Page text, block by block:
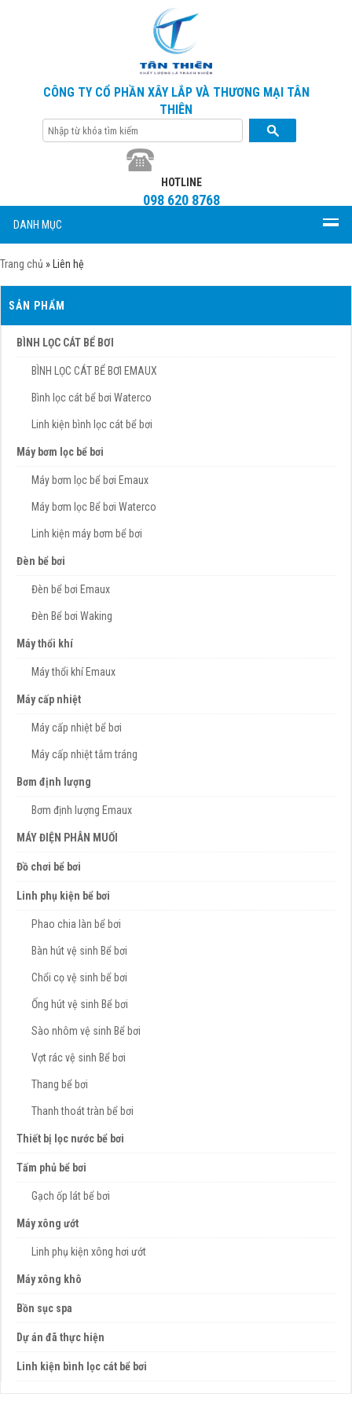
CÔNG TY CỔ PHẦN XÂY LẮP VÀ THƯƠNG MẠI TÂN
THIÊN
HOTLINE
098 620 8768
DANH MỤC
Trang chủ » Liên hệ
SẢN PHẨM
BÌNH LỌC CÁT BỂ BƠI
BÌNH LỌC CÁT BỂ BƠI EMAUX
Bình lọc cát bể bơi Waterco
Linh kiện bình lọc cát bể bơi
Máy bơm lọc bể bơi
Máy bơm lọc bể bơi Emaux
Máy bơm lọc Bể bơi Waterco
Linh kiện máy bơm bể bơi
Đèn bể bơi
Đèn bể bơi Emaux
Đèn Bể bơi Waking
Máy thổi khí
Máy thổi khí Emaux
Máy cấp nhiệt
Máy cấp nhiệt bể bơi
Máy cấp nhiệt tắm tráng
Bơm định lượng
Bơm định lượng Emaux
MÁY ĐIỆN PHÂN MUỐI
Đồ chơi bể bơi
Linh phụ kiện bể bơi
Phao chia làn bể bơi
Bàn hút vệ sinh Bể bơi
Chổi cọ vệ sinh bể bơi
Ống hút vệ sinh Bể bơi
Sào nhôm vệ sinh Bể bơi
Vợt rác vệ sinh Bể bơi
Thang bể bơi
Thanh thoát tràn bể bơi
Thiết bị lọc nước bể bơi
Tấm phủ bể bơi
Gạch ốp lát bể bơi
Máy xông ướt
Linh phụ kiện xông hơi ướt
Máy xông khô
Bồn sục spa
Dự án đã thực hiện
Linh kiện bình lọc cát bể bơi